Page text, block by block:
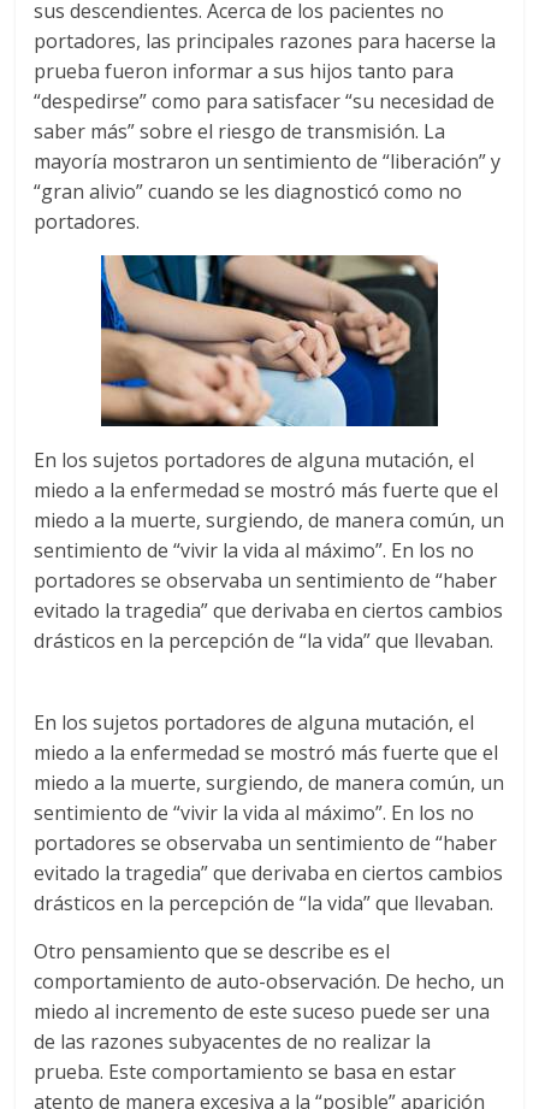
sus descendientes. Acerca de los pacientes no
portadores, las principales razones para hacerse la
prueba fueron informar a sus hijos tanto para
“despedirse” como para satisfacer “su necesidad de
saber más” sobre el riesgo de transmisión. La
mayoría mostraron un sentimiento de “liberación” y
“gran alivio” cuando se les diagnosticó como no
portadores.
En los sujetos portadores de alguna mutación, el
miedo a la enfermedad se mostró más fuerte que el
miedo a la muerte, surgiendo, de manera común, un
sentimiento de “vivir la vida al máximo”. En los no
portadores se observaba un sentimiento de “haber
evitado la tragedia” que derivaba en ciertos cambios
drásticos en la percepción de “la vida” que llevaban.
En los sujetos portadores de alguna mutación, el
miedo a la enfermedad se mostró más fuerte que el
miedo a la muerte, surgiendo, de manera común, un
sentimiento de “vivir la vida al máximo”. En los no
portadores se observaba un sentimiento de “haber
evitado la tragedia” que derivaba en ciertos cambios
drásticos en la percepción de “la vida” que llevaban.
Otro pensamiento que se describe es el
comportamiento de auto-observación. De hecho, un
miedo al incremento de este suceso puede ser una
de las razones subyacentes de no realizar la
prueba. Este comportamiento se basa en estar
atento de manera excesiva a la “posible” aparición